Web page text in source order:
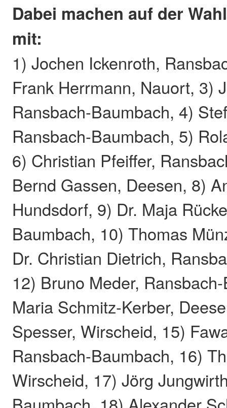
Dabei machen auf der
mit:
1) Jochen Ickenroth,
Frank Herrmann, Nauort, 3)
Ransbach-Baumbach, 4)
Ransbach-Baumbach, 5)
6) Christian Pfeiffer,
Bernd Gassen, Deesen, 8)
Hundsdorf, 9) Dr. Maja
Baumbach, 10) Thomas
Dr. Christian Dietrich,
12) Bruno Meder,
Maria Schmitz-Kerber,
Spesser, Wirscheid, 15)
Ransbach-Baumbach, 16)
Wirscheid, 17) Jörg